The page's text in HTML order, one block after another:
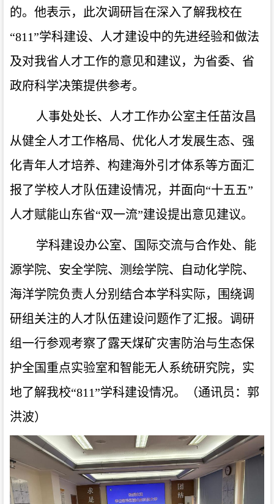
的。他表示，此次调研旨在深入了解我校在
“811”学科建设、人才建设中的先进经验和做法
及对我省人才工作的意见和建议，为省委、省
政府科学决策提供参考。
人事处处长、人才工作办公室主任苗汝昌
从健全人才工作格局、优化人才发展生态、强
化青年人才培养、构建海外引才体系等方面汇
报了学校人才队伍建设情况，并面向“十五五”
人才赋能山东省“双一流”建设提出意见建议。
学科建设办公室、国际交流与合作处、能
源学院、安全学院、测绘学院、自动化学院、
海洋学院负责人分别结合本学科实际，围绕调
研组关注的人才队伍建设问题作了汇报。调研
组一行参观考察了露天煤矿灾害防治与生态保
护全国重点实验室和智能无人系统研究院，实
地了解我校“811”学科建设情况。（通讯员：郭
洪波）